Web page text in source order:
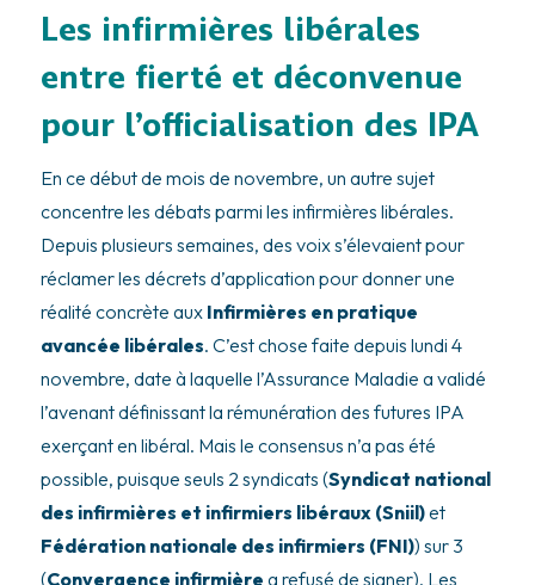
Les infirmières libérales
entre fierté et déconvenue
pour l’officialisation des IPA
En ce début de mois de novembre, un autre sujet
concentre les débats parmi les infirmières libérales.
Depuis plusieurs semaines, des voix s’élevaient pour
réclamer les décrets d’application pour donner une
réalité concrète aux Infirmières en pratique
avancée libérales. C’est chose faite depuis lundi 4
novembre, date à laquelle l’Assurance Maladie a validé
l’avenant définissant la rémunération des futures IPA
exerçant en libéral. Mais le consensus n’a pas été
possible, puisque seuls 2 syndicats (Syndicat national
des infirmières et infirmiers libéraux (Sniil)et
Fédération nationale des infirmiers (FNI)) sur 3
(Convergence infirmière a refusé de signer). Les